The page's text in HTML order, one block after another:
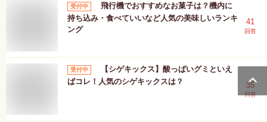
受付中
飛行機でおすすめなお菓子は？機内に
持ち込み・食べていいなど人気の美味しいランキ
ング
41
回答
受付中
【シゲキックス】酸っぱいグミといえ
ばコレ！人気のシゲキックスは？
35
回答